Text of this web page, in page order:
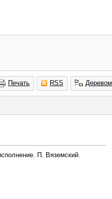
Печать RSS Деревом
П. Вяземский.